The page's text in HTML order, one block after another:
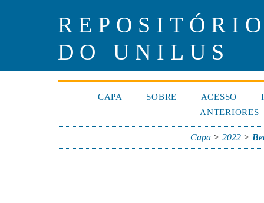
DO UNILUS
CAPA SOBRE ACESSO
ANTERIORES
Capa> 2022>